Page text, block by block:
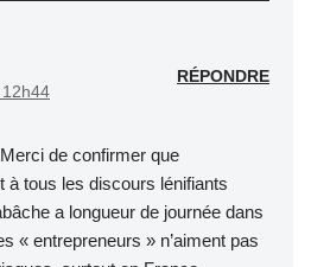
RÉPONDRE
de confirmer que
à tous les discours lénifiants
a longueur de journée dans
« entrepreneurs » n’aiment pas